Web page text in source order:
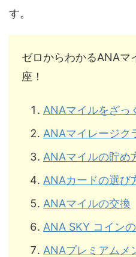
す。
ゼロからわかるANAマ
座！
ANAマイルをざっ
ANAマイレージク
ANAマイルの貯め
ANAカードの選び
ANAマイルの交換
ANA SKY コイン
ANAプレミアムメ